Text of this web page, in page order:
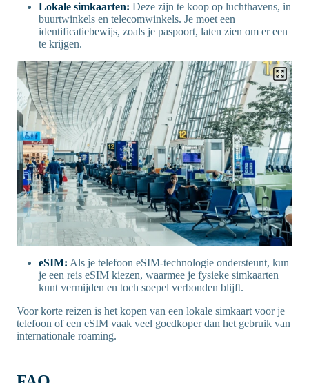
Lokale simkaarten: Deze zijn te koop op luchthavens, in
buurtwinkels en telecomwinkels. Je moet een
identificatiebewijs, zoals je paspoort, laten zien om er een
te krijgen.
eSIM: Als je telefoon eSIM-technologie ondersteunt, kun
je een reis eSIM kiezen, waarmee je fysieke simkaarten
kunt vermijden en toch soepel verbonden blijft.
Voor korte reizen is het kopen van een lokale simkaart voor je
telefoon of een eSIM vaak veel goedkoper dan het gebruik van
internationale roaming.